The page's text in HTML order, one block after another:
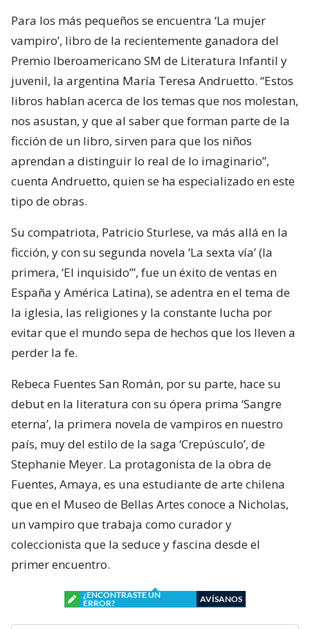
Para los más pequeños se encuentra ‘La mujer
vampiro’, libro de la recientemente ganadora del
Premio Iberoamericano SM de Literatura Infantil y
juvenil, la argentina María Teresa Andruetto. “Estos
libros hablan acerca de los temas que nos molestan,
nos asustan, y que al saber que forman parte de la
ficción de un libro, sirven para que los niños
aprendan a distinguir lo real de lo imaginario”,
cuenta Andruetto, quien se ha especializado en este
tipo de obras.
Su compatriota, Patricio Sturlese, va más allá en la
ficción, y con su segunda novela ‘La sexta vía’ (la
primera, ‘El inquisido’”, fue un éxito de ventas en
España y América Latina), se adentra en el tema de
la iglesia, las religiones y la constante lucha por
evitar que el mundo sepa de hechos que los lleven a
perder la fe.
Rebeca Fuentes San Román, por su parte, hace su
debut en la literatura con su ópera prima ‘Sangre
eterna’, la primera novela de vampiros en nuestro
país, muy del estilo de la saga ‘Crepúsculo’, de
Stephanie Meyer. La protagonista de la obra de
Fuentes, Amaya, es una estudiante de arte chilena
que en el Museo de Bellas Artes conoce a Nicholas,
un vampiro que trabaja como curador y
coleccionista que la seduce y fascina desde el
primer encuentro.
¿ENCONTRASTE UN
ERROR?
AVÍSANOS